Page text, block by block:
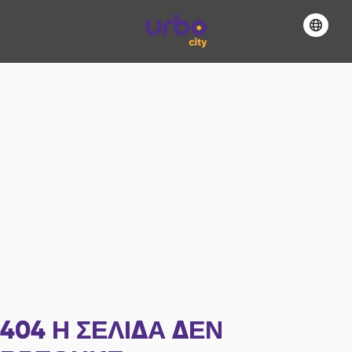
404 Η ΣΕΛΊΔΑ ΔΕΝ